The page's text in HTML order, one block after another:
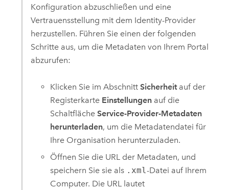
Konfiguration abzuschließen und eine
Vertrauensstellung mit dem Identity-Provider
herzustellen. Führen Sie einen der folgenden
Schritte aus, um die Metadaten von Ihrem Portal
abzurufen:
Klicken Sie im AbschnittSicherheitauf der
Registerkarte Einstellungen auf die
SchaltflächeService-Provider-Metadaten
herunterladen, um die Metadatendatei für
Ihre Organisation herunterzuladen.
Öffnen Sie die URL der Metadaten, und
speichern Sie sie als .xml-Datei auf Ihrem
Computer. Die URL lautet